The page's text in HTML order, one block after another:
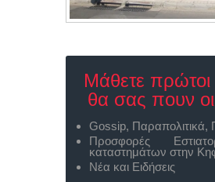
Μάθετε πρώτοι
θα σας πουν οι
Gossip, Παραπολιτικά,
Προσφορές
καταστημάτων στην
Νέα και Ειδήσεις